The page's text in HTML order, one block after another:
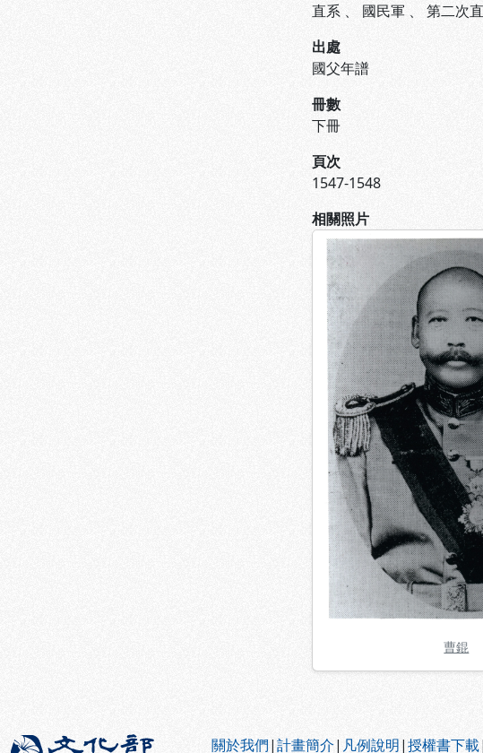
直系 、 國民軍 、 第二次
出處
國父年譜
冊數
下冊
頁次
1547-1548
相關照片
曹錕
關於我們|計畫簡介|凡例說明|授權書下載|